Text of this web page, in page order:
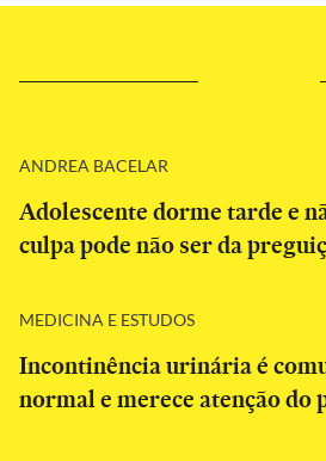
ANDREA BACELAR
Adolescente dorme tarde e
culpa pode não ser da
MEDICINA E ESTUDOS
Incontinência urinária é
normal e merece atenção do